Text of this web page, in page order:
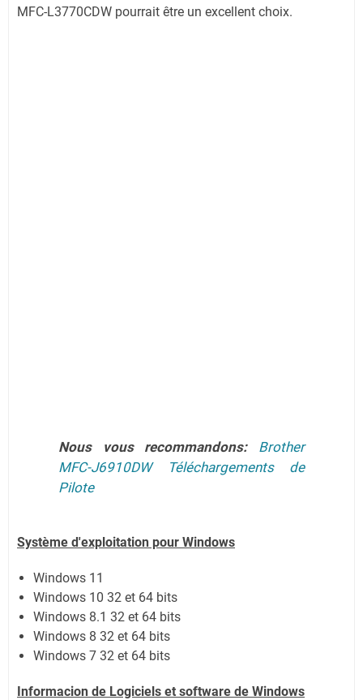
MFC-L3770CDW pourrait être un excellent choix.
Nous vous recommandons: Brother
MFC-J6910DW Téléchargements de
Pilote
Système d'exploitation pour Windows
Windows 11
Windows 10 32 et 64 bits
Windows 8.1 32 et 64 bits
Windows 8 32 et 64 bits
Windows 7 32 et 64 bits
Informacion de Logiciels et software de Windows